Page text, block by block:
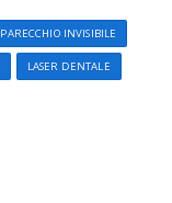
INVISIBILE
LASER DENTALE